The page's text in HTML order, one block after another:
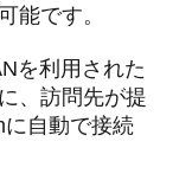
能です。
を利用された
、訪問先が提
自動で接続